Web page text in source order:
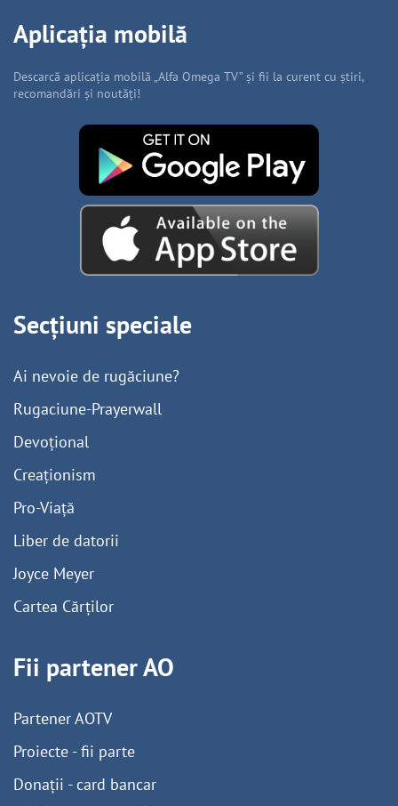
Aplicația mobilă
Descarcă aplicația mobilă „Alfa Omega TV” și fii la curent cu știri,
recomandări și noutăți!
Secțiuni speciale
Ai nevoie de rugăciune?
Rugaciune-Prayerwall
Devoțional
Creaționism
Pro-Viață
Liber de datorii
Joyce Meyer
Cartea Cărților
Fii partener AO
Partener AOTV
Proiecte - fii parte
Donații - card bancar